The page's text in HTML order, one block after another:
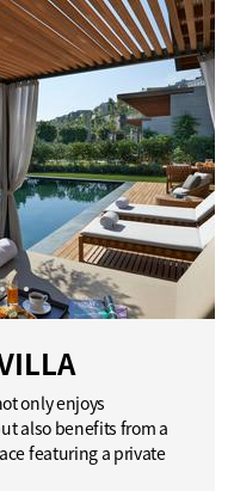
only enjoys
also benefits from a
featuring a private